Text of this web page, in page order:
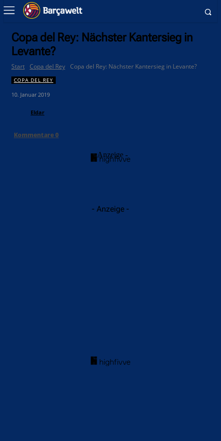
Copa del Rey: Nächster Kantersieg in
Levante?
Start Copa del Rey Copa del Rey: Nächster Kantersieg in Levante?
COPA DEL REY
10. Januar 2019
Eldar
Kommentare0
- Anzeige -
- Anzeige -